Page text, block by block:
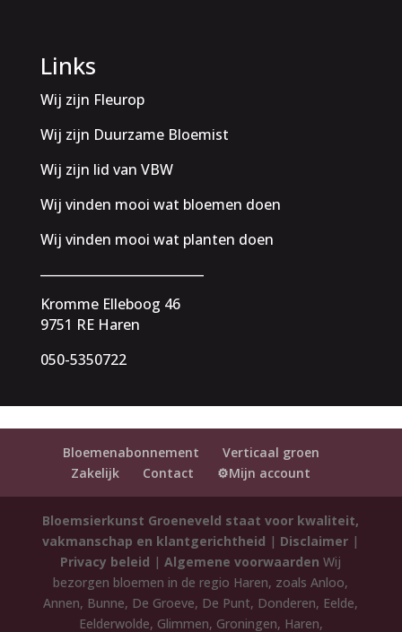
Links
Wij zijn Fleurop
Wij zijn Duurzame Bloemist
Wij zijn lid van VBW
Wij vinden mooi wat bloemen doen
Wij vinden mooi wat planten doen
Kromme Elleboog 46
9751 RE Haren
050-5350722
Bloemenabonnement
Verticaal groen
Zakelijk
Contact ⚙️Mijn account
Bloemsierkunst Groeneveld staat voor kwaliteit,
vakmanschap en klantgerichtheid | Disclaimer |
Privacy beleid |Algemene voorwaarden Wij
bezorgen bloemen in de regio Haren, zoals Anloo,
Annen, Bunne, De Groeve, De Punt, Donderen, Eelde,
Eelderwolde, Glimmen, Groningen, Haren,